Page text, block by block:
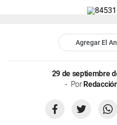
Agregar El
29 de septiembre
Por